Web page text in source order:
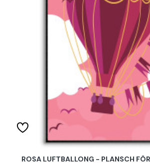
ROSA LUFTBALLONG - PLANSCH